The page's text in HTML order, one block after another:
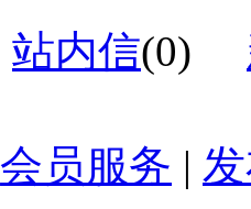
站内信(0)
会员服务 |